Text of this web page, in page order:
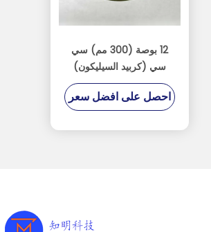
12 بوصة (300 مم) سي
سي (كربيد السيليكون)
احصل على افضل سعر